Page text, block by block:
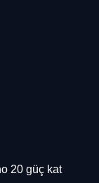
20 güç kat